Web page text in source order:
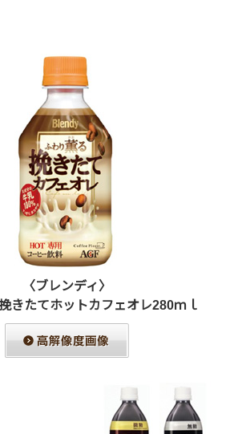
〈ブレンディ〉
きたてホットカフェオレ280ｍｌ